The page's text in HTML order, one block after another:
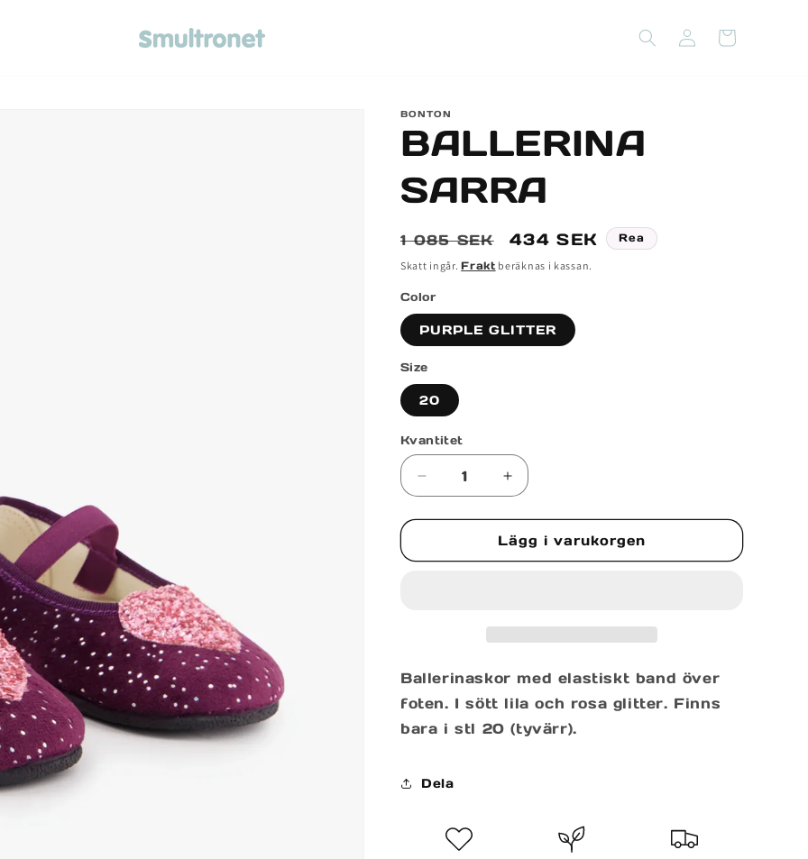
Logga
Varukorg
BONTON
BALLERINA
SARRA
Ordinarie
pris
1 085 SEK Försäljningspris
434 SEK Rea
Skatt ingår.Fraktberäknas i kassan.
Color
PURPLE GLITTER
Size
20
Kvantitet
Minska
för
BALLERINA
SARRA
Öka
för
BALLERINA
SARRA
Lägg i varukorgen
Ballerinaskor med elastiskt band över
foten. I sött lila och rosa glitter. Finns
bara i stl 20 (tyvärr).
Dela